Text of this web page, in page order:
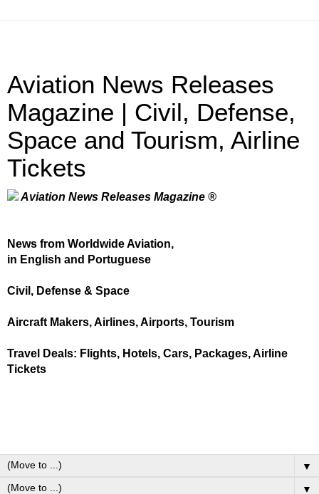
Aviation News Releases
Magazine | Civil, Defense,
Space and Tourism, Airline
Tickets
Aviation News Releases Magazine ®
News from Worldwide Aviation,
in English and Portuguese
Civil, Defense & Space
Aircraft Makers, Airlines, Airports, Tourism
Travel Deals: Flights, Hotels, Cars, Packages, Airline
Tickets
▼
▼